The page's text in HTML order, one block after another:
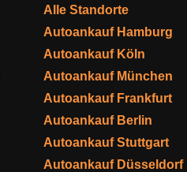
Alle Standorte
Autoankauf Hamburg
Autoankauf Köln
Autoankauf München
Autoankauf Frankfurt
Autoankauf Berlin
Autoankauf Stuttgart
Autoankauf Düsseldorf